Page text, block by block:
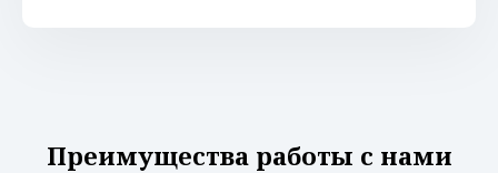
Преимущества работы с нами